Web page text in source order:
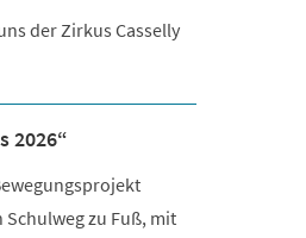
der Zirkus Casselly
2026“
zu Fuß, mit